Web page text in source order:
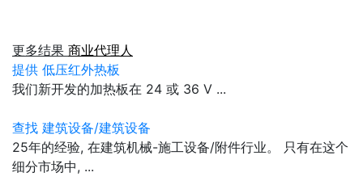
更多结果 商业代理人
提供 低压红外热板
我们新开发的加热板在 24 或 36 V ...
查找 建筑设备/建筑设备
25年的经验, 在建筑机械-施工设备/附件行业。 只有在这个
细分市场中, ...